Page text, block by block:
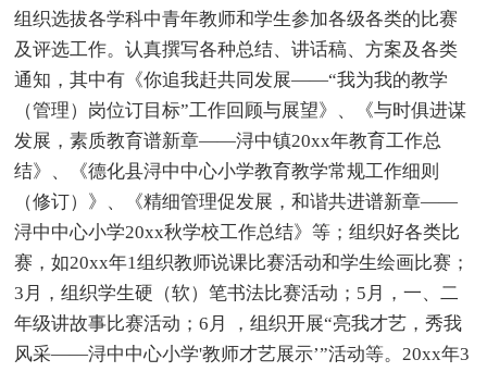
组织选拔各学科中青年教师和学生参加各级各类的比赛
及评选工作。认真撰写各种总结、讲话稿、方案及各类
通知，其中有《你追我赶共同发展——“我为我的教学
（管理）岗位订目标”工作回顾与展望》、《与时俱进谋
发展，素质教育谱新章——浔中镇20xx年教育工作总
结》、《德化县浔中中心小学教育教学常规工作细则
（修订）》、《精细管理促发展，和谐共进谱新章——
浔中中心小学20xx秋学校工作总结》等；组织好各类比
赛，如20xx年1组织教师说课比赛活动和学生绘画比赛；
3月，组织学生硬（软）笔书法比赛活动；5月，一、二
年级讲故事比赛活动；6月 ，组织开展“亮我才艺，秀我
风采——浔中中心小学'教师才艺展示’”活动等。20xx年3